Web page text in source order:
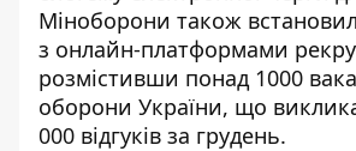
Міноборони також
з онлайн-платформами
розмістивши понад 1000
оборони України, що
000 відгуків за грудень.